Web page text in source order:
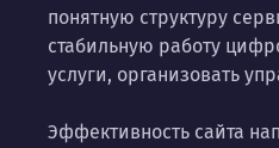
понятную структуру
стабильную работу
услуги, организовать
Эффективность сайта